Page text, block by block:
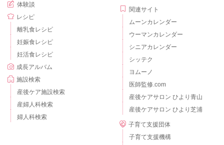
体験談
レシピ
離乳食レシピ
妊娠食レシピ
妊活食レシピ
成長アルバム
施設検索
産後ケア施設検索
産婦人科検索
婦人科検索
関連サイト
ムーンカレンダー
ウーマンカレンダー
シニアカレンダー
シッテク
ヨムーノ
医師監修.com
産後ケアサロン ひより青山
産後ケアサロン ひより芝浦
子育て支援団体
子育て支援機構